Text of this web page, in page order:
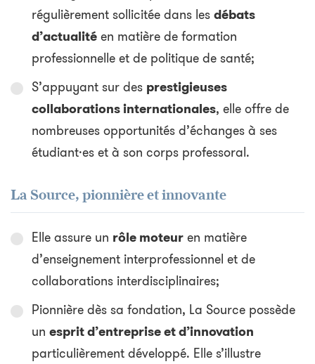
régulièrement sollicitée dans lesdébats
d’actualitéen matière de formation
professionnelle et de politique de santé;
S’appuyant sur des prestigieuses
collaborations internationales, elle offre de
nombreuses opportunités d’échanges à ses
étudiant·es et à son corps professoral.
La Source, pionnière et innovante
Elle assure un rôle moteuren matière
d’enseignement interprofessionnel et de
collaborations interdisciplinaires;
Pionnière dès sa fondation, La Source possède
un esprit d’entreprise et d’innovation
particulièrement développé. Elle s’illustre